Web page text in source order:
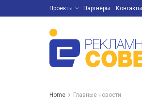
Проекты Партнёры Контакты
Home Главные новости